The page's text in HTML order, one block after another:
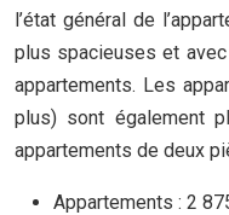
l’état général de
plus spacieuses et
appartements. Les
plus) sont également
appartements de deux
Appartements : 2